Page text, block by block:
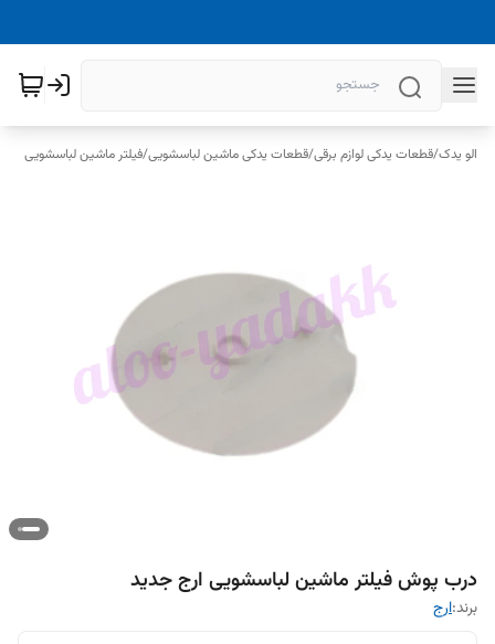
الو یدک/قطعات یدکی لوازم برقی/قطعات یدکی ماشین لباسشویی/فیلتر ماشین لباسشویی
درب پوش فیلتر ماشین لباسشویی ارج جدید
برند:ارج